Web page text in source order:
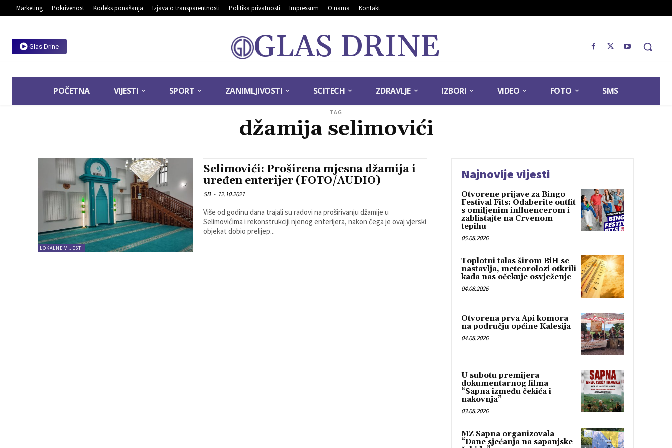
Marketing Pokrivenost Kodeks ponašanja Izjava o transparentnosti Politika privatnosti Impressum O nama Kontakt
Glas Drine GLAS DRINE
POČETNA VIJESTI SPORT ZANIMLJIVOSTI SCITECH ZDRAVLJE IZBORI VIDEO FOTO SMS
TAG
džamija selimovići
LOKALNE VIJESTI
Selimovići: Proširena mjesna džamija i
uređen enterijer (FOTO/AUDIO)
SB - 12.10.2021
Više od godinu dana trajali su radovi na proširivanju džamije u
Selimovićima i rekonstrukciji njenog enterijera, nakon čega je ovaj vjerski
objekat dobio prelijep...
Najnovije vijesti
Otvorene prijave za Bingo
Festival Fits: Odaberite outfit
s omiljenim influencerom i
zablistajte na Crvenom
tepihu
05.08.2026
Toplotni talas širom BiH se
nastavlja, meteorolozi otkrili
kada nas očekuje osvježenje
04.08.2026
Otvorena prva Api komora
na području općine Kalesija
04.08.2026
U subotu premijera
dokumentarnog filma
“Sapna između čekića i
nakovnja”
03.08.2026
MZ Sapna organizovala
“Dane sjećanja na sapanjske